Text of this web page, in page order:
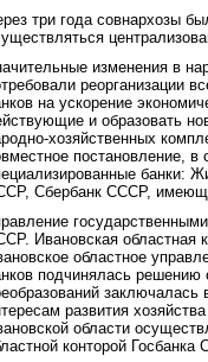
три года совнархозы
изменения в
реорганизации
на ускорение
и образовать
хозяйственных
постановление, в
банки:
Сбербанк СССР,
Ивановская областная
областное
подчинялась решению
заключалась
развития
области
конторой